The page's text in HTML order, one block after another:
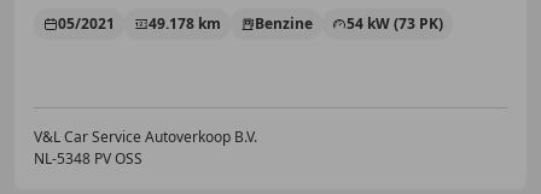
05/2021 49.178 km Benzine 54 kW (73 PK)
V&L Car Service Autoverkoop B.V.
NL-5348 PV OSS